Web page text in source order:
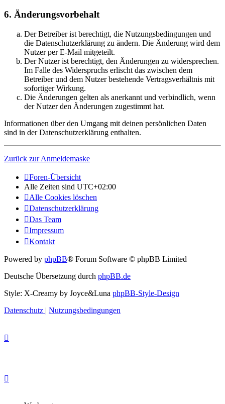
6. Änderungsvorbehalt
Der Betreiber ist berechtigt, die Nutzungsbedingungen und
die Datenschutzerklärung zu ändern. Die Änderung wird dem
Nutzer per E-Mail mitgeteilt.
Der Nutzer ist berechtigt, den Änderungen zu widersprechen.
Im Falle des Widerspruchs erlischt das zwischen dem
Betreiber und dem Nutzer bestehende Vertragsverhältnis mit
sofortiger Wirkung.
Die Änderungen gelten als anerkannt und verbindlich, wenn
der Nutzer den Änderungen zugestimmt hat.
Informationen über den Umgang mit deinen persönlichen Daten
sind in der Datenschutzerklärung enthalten.
Zurück zur Anmeldemaske
Foren-Übersicht
Alle Zeiten sind UTC+02:00
Alle Cookies löschen
Datenschutzerklärung
Das Team
Impressum
Kontakt
Powered by phpBB® Forum Software © phpBB Limited
Deutsche Übersetzung durch phpBB.de
Style: X-Creamy by Joyce&Luna phpBB-Style-Design
Datenschutz | Nutzungsbedingungen